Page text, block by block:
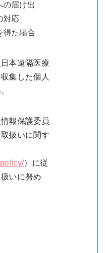
の届け出
対応
得た場合
本遠隔医療
集した個人
報保護委員
扱いに関す
）に従
いに努め